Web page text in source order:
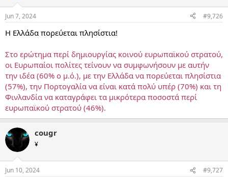
s
Jun 7, 2024 #9,726
Η Ελλάδα πορεύεται πλησίστια!
Στο ερώτημα περί δημιουργίας κοινού ευρωπαϊκού στρατού,
οι Ευρωπαίοι πολίτες τείνουν να συμφωνήσουν με αυτήν
την ιδέα (60% ο μ.ό.), με την Ελλάδα να πορεύεται πλησίστια
(57%), την Πορτογαλία να είναι κατά πολύ υπέρ (70%) και τη
Φινλανδία να καταγράφει τα μικρότερα ποσοστά περί
ευρωπαϊκού στρατού (46%).
cougr
¥
Jun 10, 2024 #9,727